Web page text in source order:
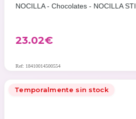
NOCILLA - Chocolates - NOCILLA
23.02€
Ref: 18410014500554
Temporalmente sin stock